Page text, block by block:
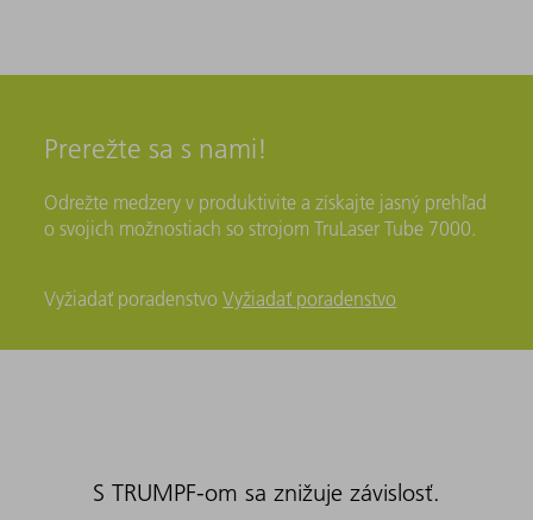
Prerežte sa s nami!
Odrežte medzery v produktivite a získajte jasný prehľad
o svojich možnostiach so strojom TruLaser Tube 7000.
Vyžiadať poradenstvoVyžiadať poradenstvo
S TRUMPF-om sa znižuje závislosť.